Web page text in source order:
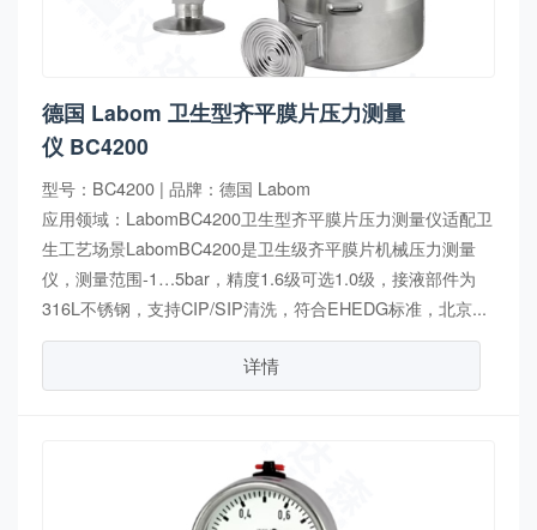
德国 Labom 卫生型齐平膜片压力测量
仪 BC4200
型号：BC4200 | 品牌：德国 Labom
应用领域：LabomBC4200卫生型齐平膜片压力测量仪适配卫
生工艺场景LabomBC4200是卫生级齐平膜片机械压力测量
仪，测量范围-1…5bar，精度1.6级可选1.0级，接液部件为
316L不锈钢，支持CIP/SIP清洗，符合EHEDG标准，北京...
详情